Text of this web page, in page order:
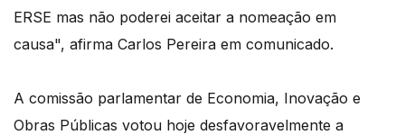
ERSE mas não poderei aceitar a nomeação em
causa", afirma Carlos Pereira em comunicado.
A comissão parlamentar de Economia, Inovação e
Obras Públicas votou hoje desfavoravelmente a